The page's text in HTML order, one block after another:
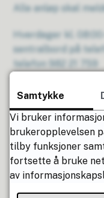
Alle anløp skal
Hverdager kl.
sentralbord på
telefon 982 21 759
Har du
Jo Terje
Leder samfunn
Samtykke
Vi bruker
brukeropplevelsen
tilby funksjoner
fortsette å bruke
av